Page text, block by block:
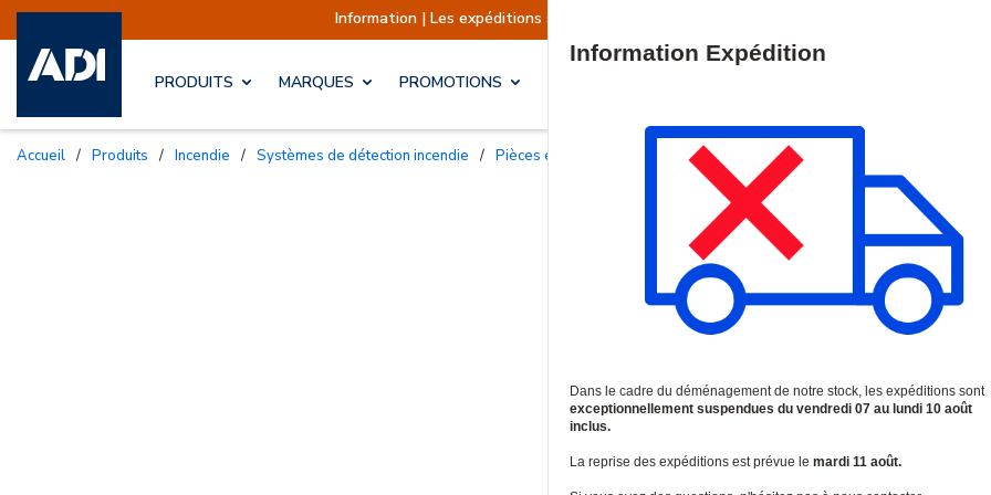
Information | Les expéditions sont actuellement suspendues
PRODUITS MARQUES PROMOTIONS
Accueil / Produits / Incendie / Systèmes de détection incendie / Pièces et accessoires